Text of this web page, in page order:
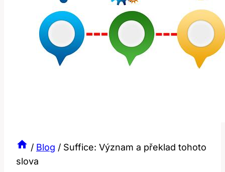
/ Blog / Suffice: Význam a překlad tohoto
slova